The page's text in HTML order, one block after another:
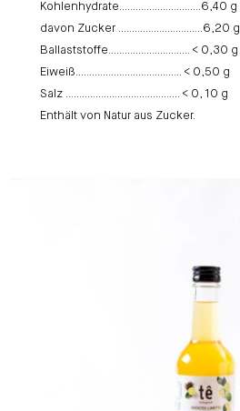
Kohlenhydrate…………………………6,40 g
davon Zucker ………………………….6,20 g
Ballaststoffe………………………… < 0,30 g
Eiweiß………………………………… < 0,50 g
Salz …………………………………… < 0, 10 g
Enthält von Natur aus Zucker.